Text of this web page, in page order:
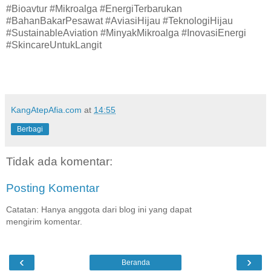
#Bioavtur #Mikroalga #EnergiTerbarukan
#BahanBakarPesawat #AviasiHijau #TeknologiHijau
#SustainableAviation #MinyakMikroalga #InovasiEnergi
#SkincareUntukLangit
KangAtepAfia.com at 14:55
Berbagi
Tidak ada komentar:
Posting Komentar
Catatan: Hanya anggota dari blog ini yang dapat
mengirim komentar.
‹ ›
Beranda